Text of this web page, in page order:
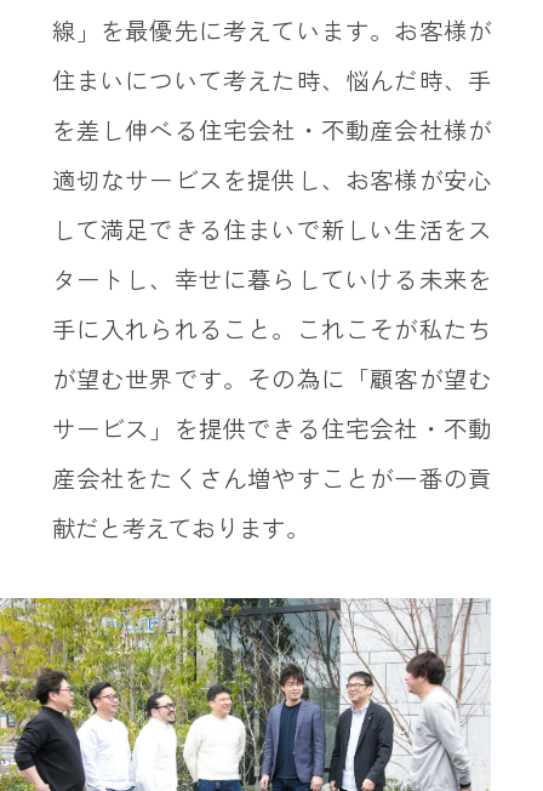
線」を最優先に考えています。お客様が
住まいについて考えた時、悩んだ時、手
を差し伸べる住宅会社・不動産会社様が
適切なサービスを提供し、お客様が安心
して満足できる住まいで新しい生活をス
タートし、幸せに暮らしていける未来を
手に入れられること。これこそが私たち
が望む世界です。その為に「顧客が望む
サービス」を提供できる住宅会社・不動
産会社をたくさん増やすことが一番の貢
献だと考えております。